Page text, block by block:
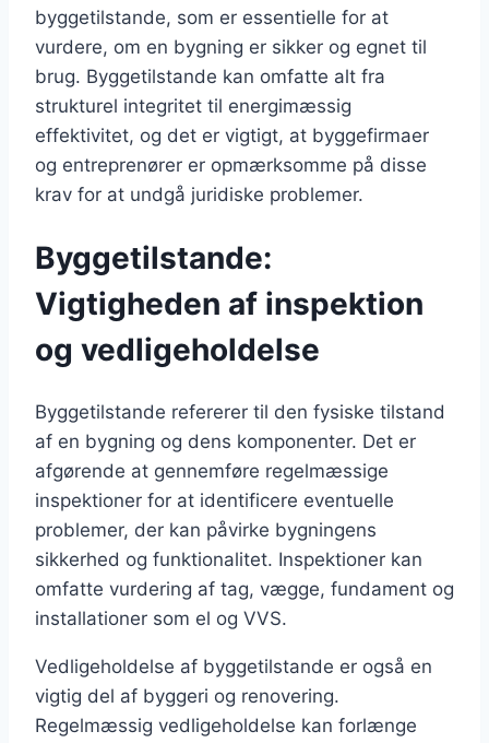
byggetilstande, som er essentielle for at
vurdere, om en bygning er sikker og egnet til
brug. Byggetilstande kan omfatte alt fra
strukturel integritet til energimæssig
effektivitet, og det er vigtigt, at byggefirmaer
og entreprenører er opmærksomme på disse
krav for at undgå juridiske problemer.
Byggetilstande:
Vigtigheden af inspektion
og vedligeholdelse
Byggetilstande refererer til den fysiske tilstand
af en bygning og dens komponenter. Det er
afgørende at gennemføre regelmæssige
inspektioner for at identificere eventuelle
problemer, der kan påvirke bygningens
sikkerhed og funktionalitet. Inspektioner kan
omfatte vurdering af tag, vægge, fundament og
installationer som el og VVS.
Vedligeholdelse af byggetilstande er også en
vigtig del af byggeri og renovering.
Regelmæssig vedligeholdelse kan forlænge